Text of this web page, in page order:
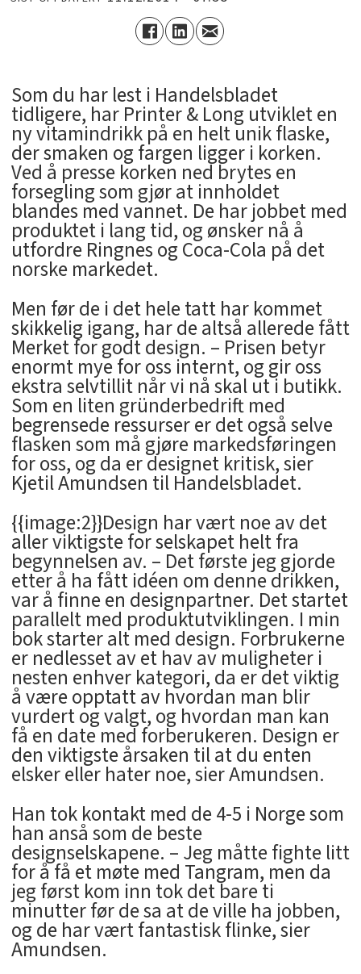
Som du har lest i Handelsbladet
tidligere, har Printer & Long utviklet en
ny vitamindrikk på en helt unik flaske,
der smaken og fargen ligger i korken.
Ved å presse korken ned brytes en
forsegling som gjør at innholdet
blandes med vannet. De har jobbet med
produktet i lang tid, og ønsker nå å
utfordre Ringnes og Coca-Cola på det
norske markedet.
Men før de i det hele tatt har kommet
skikkelig igang, har de altså allerede fått
Merket for godt design. – Prisen betyr
enormt mye for oss internt, og gir oss
ekstra selvtillit når vi nå skal ut i butikk.
Som en liten gründerbedrift med
begrensede ressurser er det også selve
flasken som må gjøre markedsføringen
for oss, og da er designet kritisk, sier
Kjetil Amundsen til Handelsbladet.
{{image:2}}Design har vært noe av det
aller viktigste for selskapet helt fra
begynnelsen av. – Det første jeg gjorde
etter å ha fått idéen om denne drikken,
var å finne en designpartner. Det startet
parallelt med produktutviklingen. I min
bok starter alt med design. Forbrukerne
er nedlesset av et hav av muligheter i
nesten enhver kategori, da er det viktig
å være opptatt av hvordan man blir
vurdert og valgt, og hvordan man kan
få en date med forberukeren. Design er
den viktigste årsaken til at du enten
elsker eller hater noe, sier Amundsen.
Han tok kontakt med de 4-5 i Norge som
han anså som de beste
designselskapene. – Jeg måtte fighte litt
for å få et møte med Tangram, men da
jeg først kom inn tok det bare ti
minutter før de sa at de ville ha jobben,
og de har vært fantastisk flinke, sier
Amundsen.